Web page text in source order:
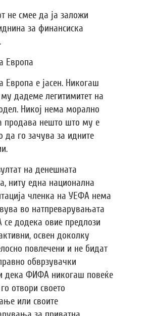
не смее да ја заложи
за финансиска
Европа
Европа е јасен. Никогаш
дадеме легитимитет на
Никој нема морално
продава нешто што му е
да го зачува за идните
на денешната
ниту една национална
членка на УЕФА нема
во натпреварувањата
додека овие предлози
освен доколку
повлечени и не бидат
обврзувачки
дека ФИФА никогаш повеќе
отвори своето
или своите